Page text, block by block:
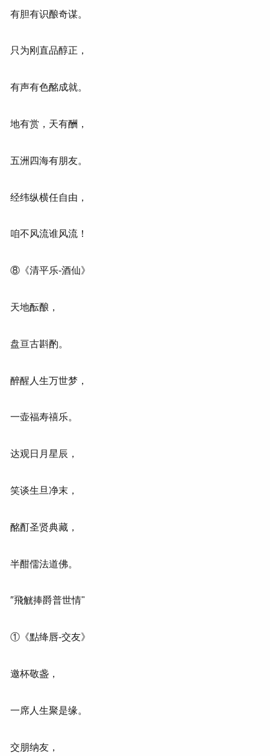
有胆有识酿奇谋。
只为刚直品醇正，
有声有色酩成就。
地有赏，天有酬，
五洲四海有朋友。
经纬纵横任自由，
咱不风流谁风流！
⑧《清平乐-酒仙》
天地酝酿，
盘亘古斟酌。
醉醒人生万世梦，
一壶福寿禧乐。
达观日月星辰，
笑谈生旦净末，
酩酊圣贤典藏，
半酣儒法道佛。
″飛觥捧爵普世情"
①《點绛唇-交友》
邀杯敬盏，
一席人生聚是缘。
交朋纳友，